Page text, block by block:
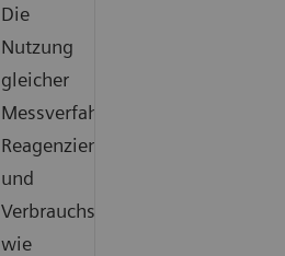
Die
Nutzung
gleicher
Messverfahren,
Reagenzien
und
Verbrauchsmaterialien
wie